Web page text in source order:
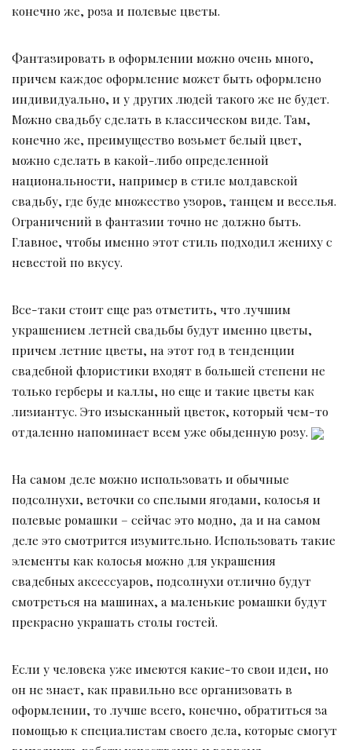
конечно же, роза и полевые цветы.
Фантазировать в оформлении можно очень много,
причем каждое оформление может быть оформлено
индивидуально, и у других людей такого же не будет.
Можно свадьбу сделать в классическом виде. Там,
конечно же, преимущество возьмет белый цвет,
можно сделать в какой-либо определенной
национальности, например в стиле молдавской
свадьбу, где буде множество узоров, танцем и веселья.
Ограничений в фантазии точно не должно быть.
Главное, чтобы именно этот стиль подходил жениху с
невестой по вкусу.
Все-таки стоит еще раз отметить, что лучшим
украшением летней свадьбы будут именно цветы,
причем летние цветы, на этот год в тенденции
свадебной флористики входят в большей степени не
только герберы и каллы, но еще и такие цветы как
лизиантус. Это изысканный цветок, который чем-то
отдаленно напоминает всем уже обыденную розу.
На самом деле можно использовать и обычные
подсолнухи, веточки со спелыми ягодами, колосья и
полевые ромашки – сейчас это модно, да и на самом
деле это смотрится изумительно. Использовать такие
элементы как колосья можно для украшения
свадебных аксессуаров, подсолнухи отлично будут
смотреться на машинах, а маленькие ромашки будут
прекрасно украшать столы гостей.
Если у человека уже имеются какие-то свои идеи, но
он не знает, как правильно все организовать в
оформлении, то лучше всего, конечно, обратиться за
помощью к специалистам своего дела, которые смогут